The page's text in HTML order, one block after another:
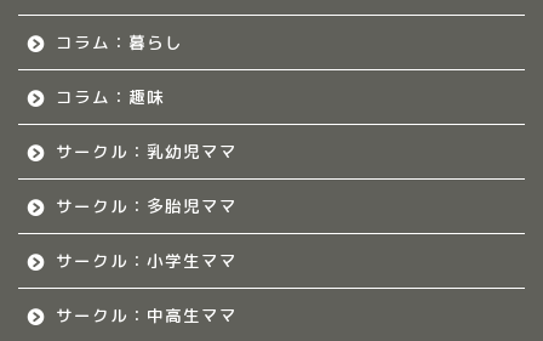
コラム：暮らし
コラム：趣味
サークル：乳幼児ママ
サークル：多胎児ママ
サークル：小学生ママ
サークル：中高生ママ
佐賀のママ集まれ！につ
熊本のママ集まれ！につ